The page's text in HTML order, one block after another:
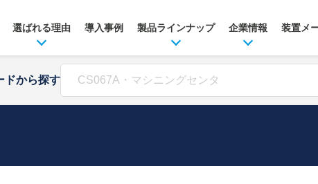
選ばれる理由 導入事例 製品ラインナップ 企業情報 装置メ
ドから探す